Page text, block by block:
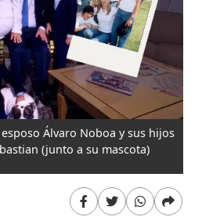
Álvaro Noboa y sus hijos
(junto a su mascota)